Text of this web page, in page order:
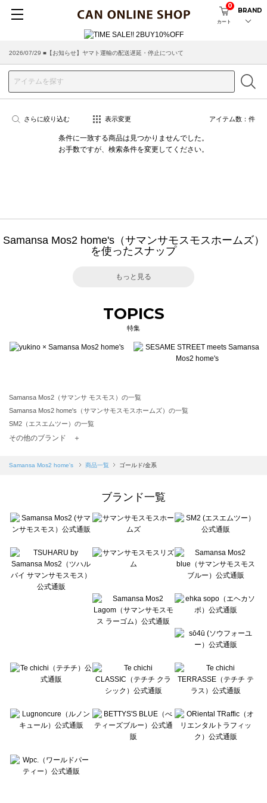
カート
0
BRAND
2026/07/29 ■【お知らせ】ヤマト運輸の配送遅延・停止について
さらに絞り込む 表示変更 アイテム数： 件
条件に一致する商品は見つかりませんでした。
お手数ですが、検索条件を変更してください。
Samansa Mos2 home's（サマンサモスモスホームズ）
を使ったスナップ
もっと見る
TOPICS
特集
Samansa Mos2（サマンサ モスモス）の一覧
Samansa Mos2 home's（サマンサモスモスホームズ）の一覧
SM2（エスエムツー）の一覧
TSUHARU by Samansa Mos2（ツハルバイサマンサモスモス）の一覧
Samansa Mos2 blue（サマンサモスモス ブルー）の一覧
Te chichi（テチチ）の一覧
Te chichi CLASSIC（テチチ クラシック）の一覧
Lugnoncure（ルノンキュール）の一覧
BETTY'S BLUE（べティーズブルー）の一覧
Wpc.（ワールドパーティー）の一覧
その他のブランド ＋
Samansa Mos2 home's 商品一覧 ゴールド/金系
ブランド一覧